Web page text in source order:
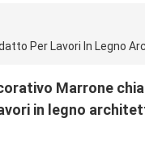
Marrone
in legno